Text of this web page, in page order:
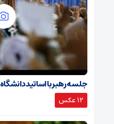
جلسه رهبر با اساتید دانشگاه
12 عکس